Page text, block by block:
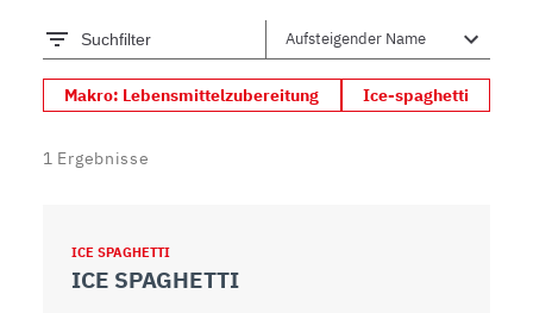
Suchfilter
Makro: Lebensmittelzubereitung Ice-spaghetti
1 Ergebnisse
ICE SPAGHETTI
ICE SPAGHETTI